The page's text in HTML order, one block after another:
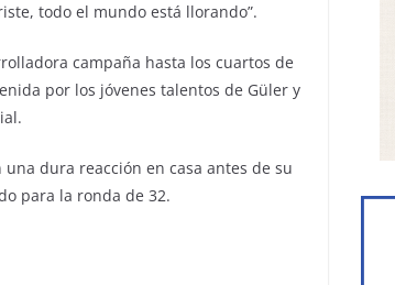
todo el mundo está llorando”.
campaña hasta los cuartos de
por los jóvenes talentos de Güler y
dura reacción en casa antes de su
para la ronda de 32.